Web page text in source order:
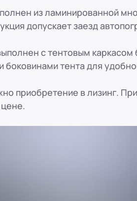
из ламинированной
допускает заезд
с тентовым
боковинами тента для
приобретение в лизинг.